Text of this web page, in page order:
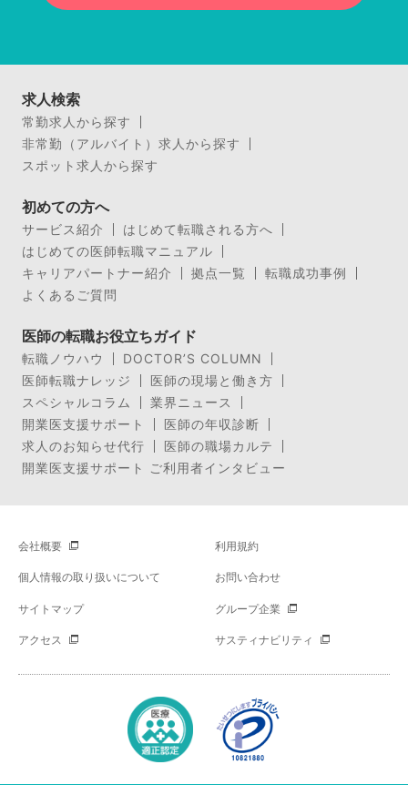
求人検索
常勤求人から探す
非常勤（アルバイト）求人から探す
スポット求人から探す
初めての方へ
サービス紹介
はじめて転職される方へ
はじめての医師転職マニュアル
キャリアパートナー紹介
拠点一覧
転職成功事例
よくあるご質問
医師の転職お役立ちガイド
転職ノウハウ
DOCTOR’S COLUMN
医師転職ナレッジ
医師の現場と働き方
スペシャルコラム
業界ニュース
開業医支援サポート
医師の年収診断
求人のお知らせ代行
医師の職場カルテ
開業医支援サポート ご利用者インタビュー
会社概要 利用規約
個人情報の取り扱いについて お問い合わせ
サイトマップ グループ企業
アクセス サスティナビリティ